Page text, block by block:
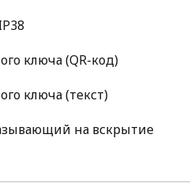
ключа (QR-код)
ключа (текст)
на вскрытие